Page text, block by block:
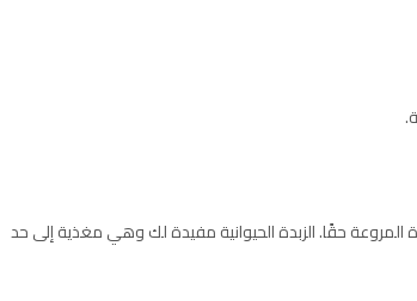
المروعة حقًا. الزبدة الحيوانية مفيدة لك وهي مغذية إلى حد